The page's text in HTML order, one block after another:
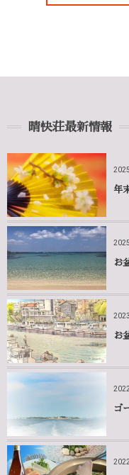
晴快荘最新情報
年
お
お
ゴ